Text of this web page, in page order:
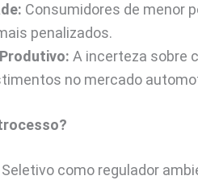
Consumidores de menor
penalizados.
A incerteza sobre
no mercado
como regulador